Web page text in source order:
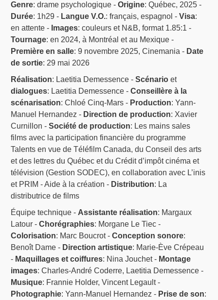
Genre: drame psychologique -Origine: Québec, 2025 -
Durée: 1h29 - Langue V.O.: français, espagnol -Visa:
en attente - Images: couleurs et N&B, format 1.85:1 -
Tournage: en 2024, à Montréal et au Mexique -
Première en salle: 9 novembre 2025, Cinemania - Date
de sortie: 29 mai 2026
Réalisation: Laetitia Demessence -Scénario et
dialogues: Laetitia Demessence -Conseillère à la
scénarisation: Chloé Cinq-Mars - Production: Yann-
Manuel Hernandez - Direction de production: Xavier
Curnillon -Société de production: Les mains sales
films avec la participation financière du programme
Talents en vue de Téléfilm Canada, du Conseil des arts
et des lettres du Québec et du Crédit d’impôt cinéma et
télévision (Gestion SODEC), en collaboration avec L’inis
et PRIM - Aide à la création - Distribution: La
distributrice de films
Équipe technique - Assistante réalisation: Margaux
Latour -Chorégraphies: Morgane Le Tiec -
Colorisation: Marc Boucrot -Conception sonore:
Benoît Dame - Direction artistique: Marie-Ève Crépeau
- Maquillages et coiffures: Nina Jouchet - Montage
images: Charles-André Coderre, Laetitia Demessence -
Musique: Frannie Holder, Vincent Legault‍ -
Photographie: Yann-Manuel Hernandez - Prise de son: